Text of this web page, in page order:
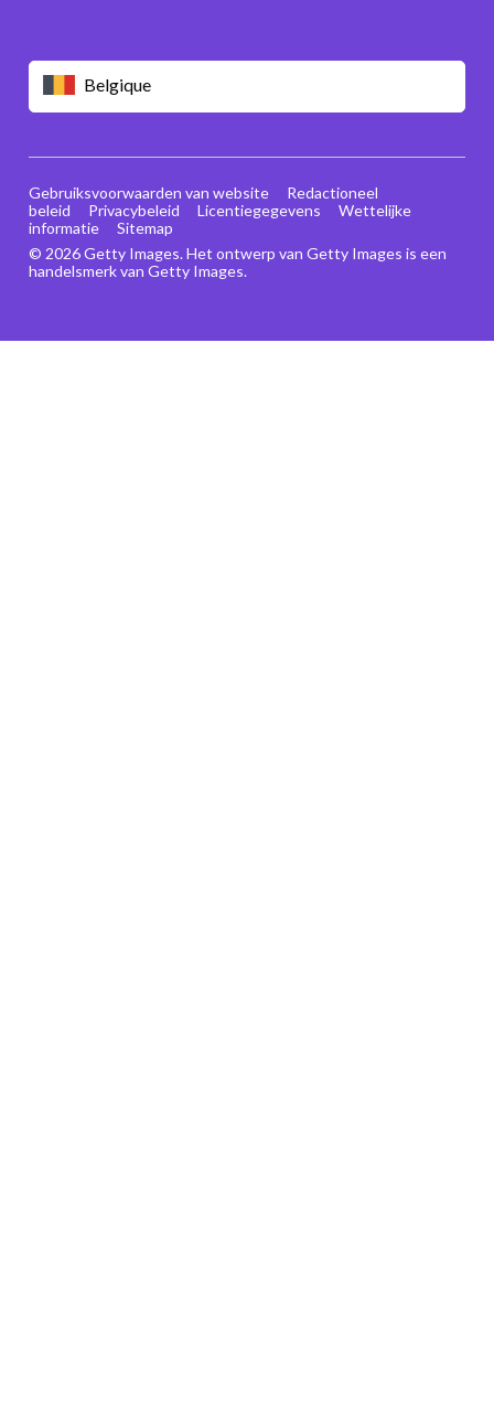
Belgique
© 2026 Getty Images. Het ontwerp van Getty Images is een
handelsmerk van Getty Images.
Gebruiksvoorwaarden van website
Redactioneel
beleid
Privacybeleid Licentiegegevens
Wettelijke
informatie
Sitemap